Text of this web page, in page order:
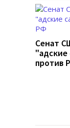
Сенат
"адские
против